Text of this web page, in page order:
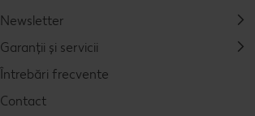
Newsletter
Garanții și servicii
Întrebări frecvente
Contact